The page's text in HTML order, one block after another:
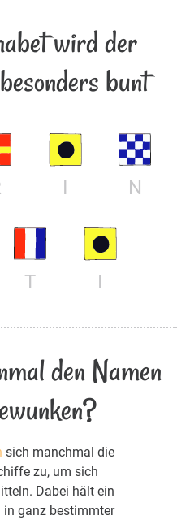
wird der
bunt
I N
T I
den Namen
sich manchmal die
zu, um sich
Dabei hält ein
in ganz bestimmter